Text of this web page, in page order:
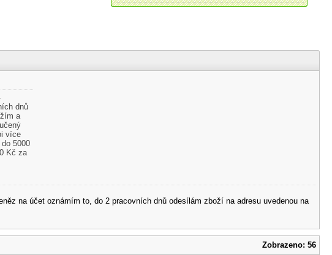
dnů
a
více
5000
Kč za
na účet oznámím to, do 2 pracovních dnů odesílám zboží na adresu uvedenou na
Zobrazeno: 56